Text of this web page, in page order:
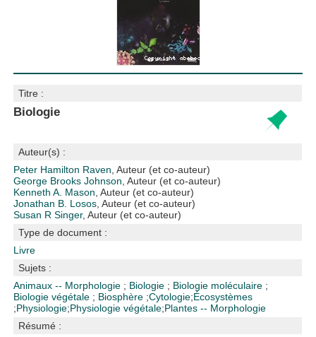
Titre :
Biologie
Auteur(s) :
Peter Hamilton Raven , Auteur (et co-auteur)
George Brooks Johnson , Auteur (et co-auteur)
Kenneth A. Mason , Auteur (et co-auteur)
Jonathan B. Losos , Auteur (et co-auteur)
Susan R Singer, Auteur (et co-auteur)
Type de document :
Livre
Sujets :
Animaux -- Morphologie ; Biologie ; Biologie moléculaire ;
Biologie végétale ; Biosphère ;Cytologie;Écosystèmes
;Physiologie;Physiologie végétale;Plantes -- Morphologie
Résumé :